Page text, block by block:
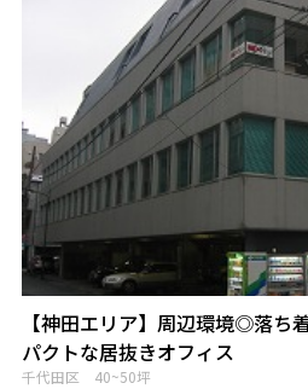
【神田エリア】周辺環境◎落ち
パクトな居抜きオフィス
千代田区 40~50坪